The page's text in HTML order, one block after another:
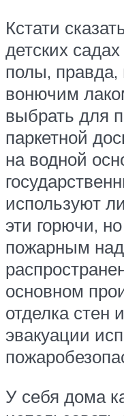
Кстати
детских
полы,
вонючим
выбрать для
паркетной
на водной
используют
эти горючи,
пожарным
основном
отделка стен
эвакуации
У себя дома